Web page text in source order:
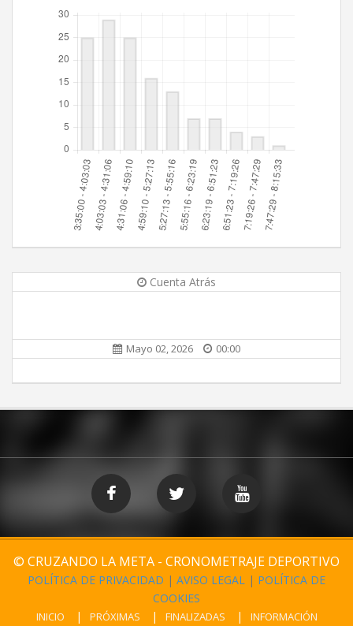
Cuenta Atrás
Mayo 02, 2026 00:00
© CRUZANDO LA META - CRONOMETRAJE DEPORTIVO
POLÍTICA DE PRIVACIDAD | AVISO LEGAL | POLÍTICA DE
COOKIES
INICIO PRÓXIMAS FINALIZADAS INFORMACIÓN